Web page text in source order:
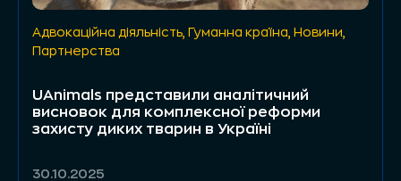
Адвокаційна діяльність Гуманна країна Новини
Партнерства
UAnimals представили аналітичний
висновок для комплексної реформи
захисту диких тварин в Україні
30.10.2025